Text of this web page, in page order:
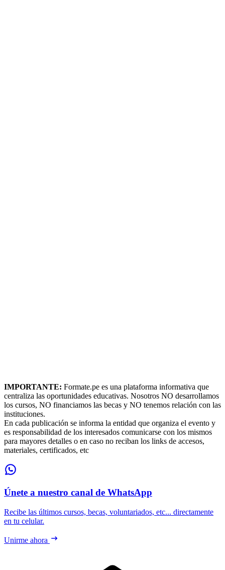
IMPORTANTE: Formate.pe es una plataforma informativa que
centraliza las oportunidades educativas. Nosotros NO desarrollamos
los cursos, NO financiamos las becas y NO tenemos relación con las
instituciones.
En cada publicación se informa la entidad que organiza el evento y
es responsabilidad de los interesados comunicarse con los mismos
para mayores detalles o en caso no reciban los links de accesos,
materiales, certificados, etc
Únete a nuestro canal de WhatsApp
Recibe las últimos cursos, becas, voluntariados, etc... directamente
en tu celular.
Unirme ahora